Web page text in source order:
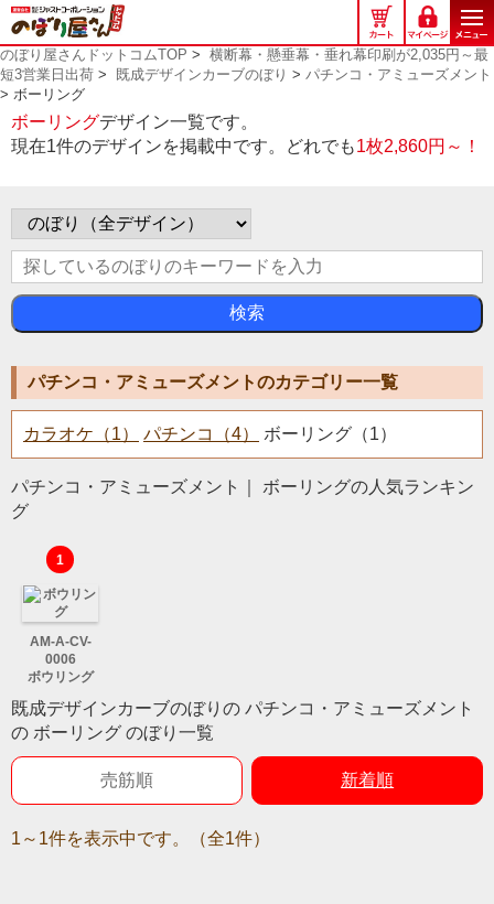
の
ぼ
り
屋
ん
ド
ト
ム
のぼり屋さんドットコムTOP > 横断幕・懸垂幕・垂れ幕印刷が2,035円～最
短3営業日出荷 > 既成デザインカーブのぼり > パチンコ・アミューズメント
> ボーリング
ボーリングデザイン一覧です。
現在1件のデザインを掲載中です。どれでも1枚2,860円～！
検索
パチンコ・アミューズメントのカテゴリー一覧
カラオケ（1） パチンコ（4） ボーリング（1）
パチンコ・アミューズメント｜ ボーリングの人気ランキン
グ
1
AM-A-CV-
0006
ボウリング
既成デザインカーブのぼりの パチンコ・アミューズメント
の ボーリング のぼり一覧
売筋順 新着順
1～1件を表示中です。（全1件）